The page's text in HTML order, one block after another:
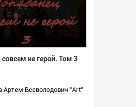
не герой. Том 3
Артем Всеволодович "Art"